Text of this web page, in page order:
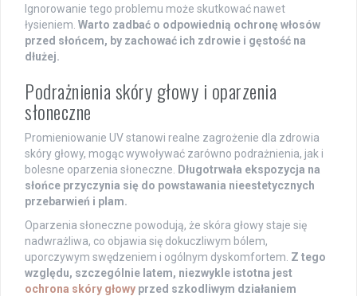
Ignorowanie tego problemu może skutkować nawet
łysieniem. Warto zadbać o odpowiednią ochronę włosów
przed słońcem, by zachować ich zdrowie i gęstość na
dłużej.
Podrażnienia skóry głowy i oparzenia
słoneczne
Promieniowanie UV stanowi realne zagrożenie dla zdrowia
skóry głowy, mogąc wywoływać zarówno podrażnienia, jak i
bolesne oparzenia słoneczne.
Długotrwała ekspozycja na
słońce przyczynia się do powstawania nieestetycznych
przebarwień i plam.
Oparzenia słoneczne powodują, że skóra głowy staje się
nadwrażliwa, co objawia się dokuczliwym bólem,
uporczywym swędzeniem i ogólnym dyskomfortem. Z tego
względu, szczególnie latem, niezwykle istotna jest
ochrona skóry głowy przed szkodliwym działaniem